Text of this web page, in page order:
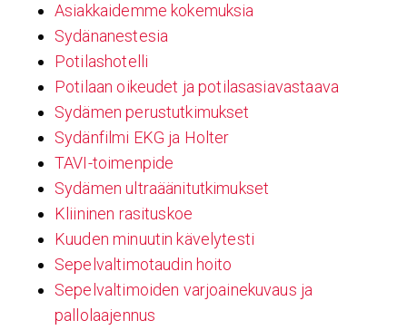
Asiakkaidemme kokemuksia
Sydänanestesia
Potilashotelli
Potilaan oikeudet ja potilasasiavastaava
Sydämen perustutkimukset
Sydänfilmi EKG ja Holter
TAVI-toimenpide
Sydämen ultraäänitutkimukset
Kliininen rasituskoe
Kuuden minuutin kävelytesti
Sepelvaltimotaudin hoito
Sepelvaltimoiden varjoainekuvaus ja
pallolaajennus